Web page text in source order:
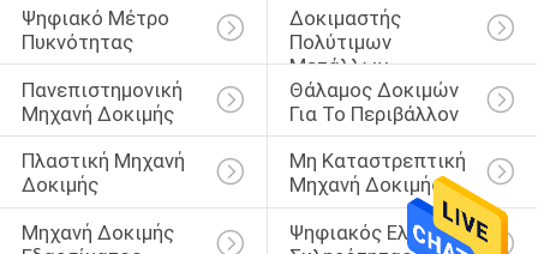
Ψηφιακό Μέτρο
Πυκνότητας
Δοκιμαστής
Πολύτιμων
Μετάλλων
Πανεπιστημονική
Μηχανή Δοκιμής
Θάλαμος Δοκιμών
Για Το Περιβάλλον
Πλαστική Μηχανή
Δοκιμής
Μη Καταστρεπτική
Μηχανή Δοκιμής
Μηχανή Δοκιμής
Ψηφιακός Ελεγκτής